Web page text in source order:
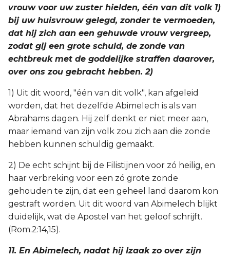
vrouw voor uw zuster hielden, één van dit volk 1)
bij uw huisvrouw gelegd, zonder te vermoeden,
dat hij zich aan een gehuwde vrouw vergreep,
zodat gij een grote schuld, de zonde van
echtbreuk met de goddelijke straffen daarover,
over ons zou gebracht hebben. 2)
1) Uit dit woord, "één van dit volk", kan afgeleid
worden, dat het dezelfde Abimelech is als van
Abrahams dagen. Hij zelf denkt er niet meer aan,
maar iemand van zijn volk zou zich aan die zonde
hebben kunnen schuldig gemaakt.
2) De echt schijnt bij de Filistijnen voor zó heilig, en
haar verbreking voor een zó grote zonde
gehouden te zijn, dat een geheel land daarom kon
gestraft worden. Uit dit woord van Abimelech blijkt
duidelijk, wat de Apostel van het geloof schrijft.
(Rom.2:14,15).
11. En Abimelech, nadat hij Izaak zo over zijn